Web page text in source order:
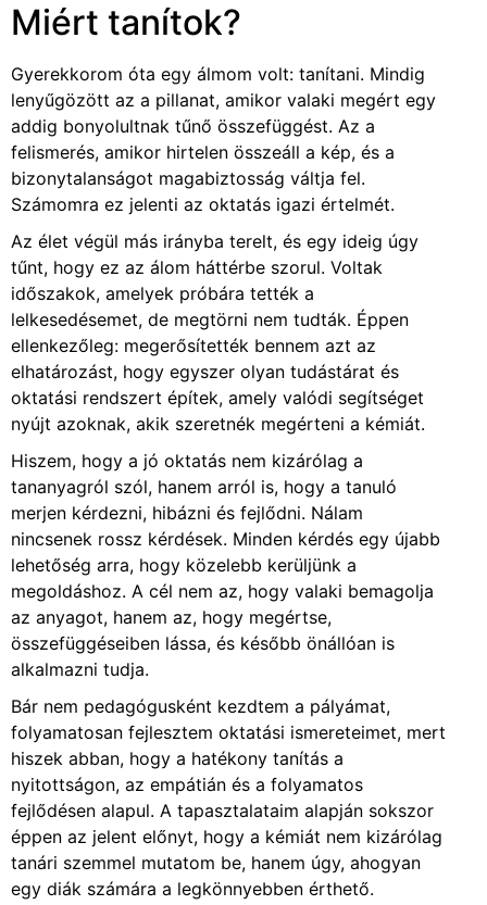
Miért tanítok?
Gyerekkorom óta egy álmom volt: tanítani. Mindig
lenyűgözött az a pillanat, amikor valaki megért egy
addig bonyolultnak tűnő összefüggést. Az a
felismerés, amikor hirtelen összeáll a kép, és a
bizonytalanságot magabiztosság váltja fel.
Számomra ez jelenti az oktatás igazi értelmét.
Az élet végül más irányba terelt, és egy ideig úgy
tűnt, hogy ez az álom háttérbe szorul. Voltak
időszakok, amelyek próbára tették a
lelkesedésemet, de megtörni nem tudták. Éppen
ellenkezőleg: megerősítették bennem azt az
elhatározást, hogy egyszer olyan tudástárat és
oktatási rendszert építek, amely valódi segítséget
nyújt azoknak, akik szeretnék megérteni a kémiát.
Hiszem, hogy a jó oktatás nem kizárólag a
tananyagról szól, hanem arról is, hogy a tanuló
merjen kérdezni, hibázni és fejlődni. Nálam
nincsenek rossz kérdések. Minden kérdés egy újabb
lehetőség arra, hogy közelebb kerüljünk a
megoldáshoz. A cél nem az, hogy valaki bemagolja
az anyagot, hanem az, hogy megértse,
összefüggéseiben lássa, és később önállóan is
alkalmazni tudja.
Bár nem pedagógusként kezdtem a pályámat,
folyamatosan fejlesztem oktatási ismereteimet, mert
hiszek abban, hogy a hatékony tanítás a
nyitottságon, az empátián és a folyamatos
fejlődésen alapul. A tapasztalataim alapján sokszor
éppen az jelent előnyt, hogy a kémiát nem kizárólag
tanári szemmel mutatom be, hanem úgy, ahogyan
egy diák számára a legkönnyebben érthető.